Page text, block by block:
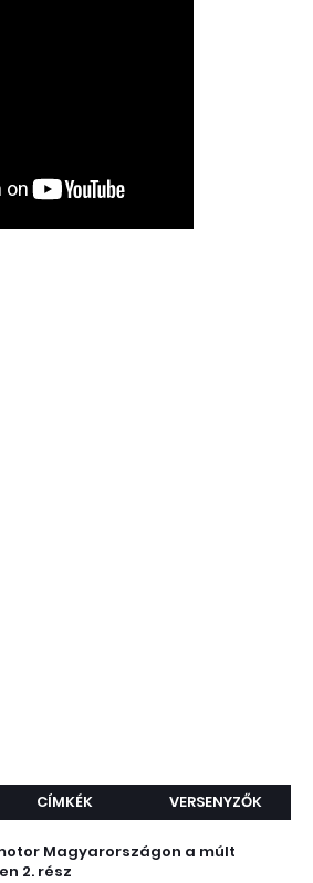
CÍMKÉK VERSENYZŐK
Magyarországon a múlt
2. rész